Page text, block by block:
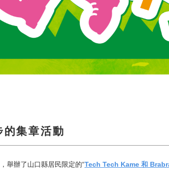
的集章活動
舉辦了山口縣居民限定的“Tech Tech Kame 和